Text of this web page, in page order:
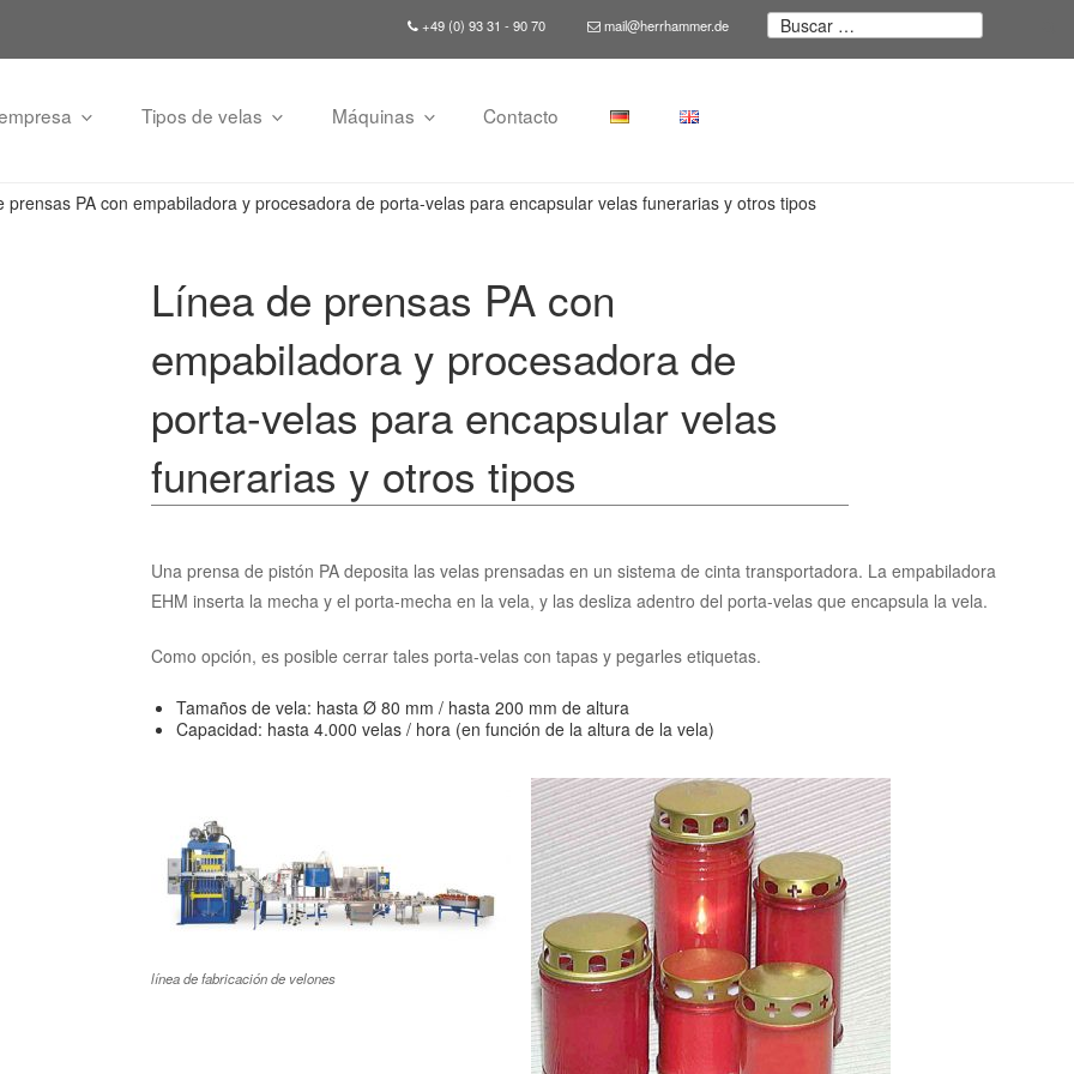
+49 (0) 93 31 - 90 70 mail@herrhammer.de
Buscar
por:
Tipos de velas Máquinas Contacto
prensas PA con empabiladora y procesadora de porta-velas para encapsular velas funerarias y otros tipos
Línea de prensas PA con
empabiladora y procesadora de
porta-velas para encapsular velas
funerarias y otros tipos
Una prensa de pistón PA deposita las velas prensadas en un sistema de cinta transportadora. La empabiladora
EHM inserta la mecha y el porta-mecha en la vela, y las desliza adentro del porta-velas que encapsula la vela.
Como opción, es posible cerrar tales porta-velas con tapas y pegarles etiquetas.
Tamaños de vela: hasta Ø 80 mm / hasta 200 mm de altura
Capacidad: hasta 4.000 velas / hora (en función de la altura de la vela)
línea de fabricación de velones